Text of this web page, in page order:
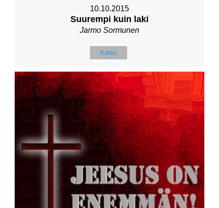
10.10.2015
Suurempi kuin laki
Jarmo Sormunen
Katso